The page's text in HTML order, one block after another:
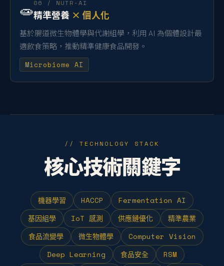
🧫06 / NUTR-AI
精準營養 × 個人化
基於腸道微生物體學與代謝組學，利用 AI 為個體設計最
適飲食策略，推動精準健康食品開發。
Microbiome AI
// TECHNOLOGY STACK
核心技術關鍵字
機器學習 HACCP
Fermentation AI
基因組學
IoT 感測 供應鏈優化
精準農業
食品流變學
微生物體學
Computer Vision
Deep Learning
食品安全
RSM